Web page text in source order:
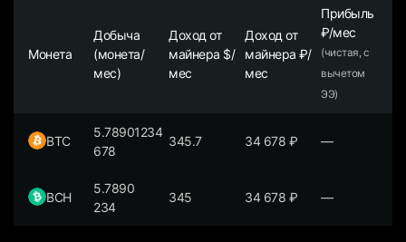
Монета
Добыча
(монета/
мес)
Доход от
майнера $/
мес
Доход от
майнера ₽/
мес
Прибыль
₽/мес
(чистая, с
вычетом
ЭЭ)
BTC
5.78901234
678
345.7 34 678 ₽ —
BCH
5.7890
234
345 34 678 ₽ —